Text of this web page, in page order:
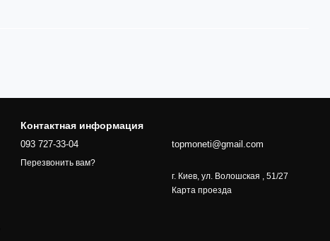
Контактная информация
093 727-33-04
Перезвонить вам?
topmoneti@gmail.com
г. Киев, ул. Волошская , 51/27
Карта проезда